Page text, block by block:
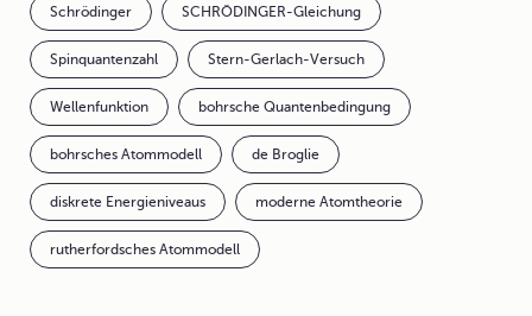
Schrödinger SCHRÖDINGER-Gleichung
Spinquantenzahl Stern-Gerlach-Versuch
Wellenfunktion bohrsche Quantenbedingung
bohrsches Atommodell de Broglie
diskrete Energieniveaus moderne Atomtheorie
rutherfordsches Atommodell